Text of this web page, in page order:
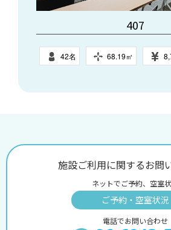
407
42名 68.19㎥
施設ご利用に関するお問
ネットでご予約、空室
ご予約・空室状況
電話でお問い合わせ